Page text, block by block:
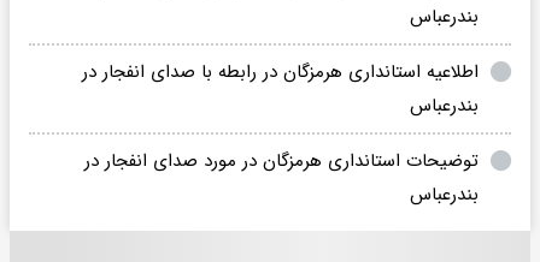
بندرعباس‌
اطلاعیه استانداری هرمزگان در رابطه با صدای انفجار در
بندرعباس
توضیحات استانداری هرمزگان در مورد صدای انفجار در
بندرعباس